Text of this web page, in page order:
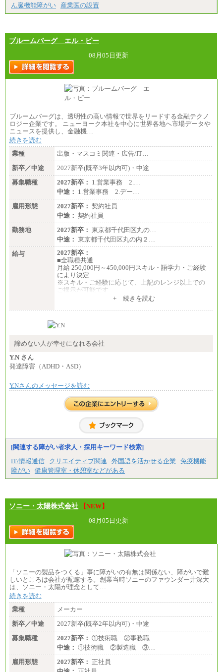
ん臓機能障がい
産業医の設置
ブルームバーグ エル・ピー
08月05日更新
ブルームバーグは、透明性の高い情報で世界をリードする金融テクノ
ロジー企業です。 ニューヨーク本社を中心に世界各地へ市場データや
ニュースを提供し、金融機…
続きを読む
業種
出版・マスコミ関連・広告/IT…
新卒／中途
2027新卒(既卒3年以内可)・中途
募集職種
2027新卒： 1.営業事務 2.…
中途： 1.営業事務 2.デー…
雇用形態
2027新卒： 契約社員
中途： 契約社員
勤務地
2027新卒： 東京都千代田区丸の…
中途： 東京都千代田区丸の内２…
給与
2027新卒：
■全職種共通
月給 250,000円～450,000円スキル・語学力・ご経験
により決定
※スキル・ご経験に応じて、上記のレンジ以上での
ご提示が可能です
※短時間勤務制度(週３０時間）を利用しない場合の
中途：
月給 250,000円～450,000円スキル・語学力・ご経験
※スキル・ご経験に応じて、上記のレンジ以上での
ご提示が可能です
月給となります
+ 続きを読む
諦めない人が幸せになれる会社
Y.N さん
発達障害（ADHD・ASD）
Y.Nさんのメッセージを読む
[関連する障がい者求人・採用キーワード検索]
IT/情報通信
クリエイティブ関連 外国語を活かせる企業
免疫機能
障がい 健康管理室・休憩室などがある
ソニー・太陽株式会社
【NEW】
08月05日更新
「ソニーの製品をつくる」事に障がいの有無は関係ない、障がいで難
しいところは会社が配慮する。創業当時ソニーのファウンダー井深大
は、ソニー・太陽が理念として…
続きを読む
業種
メーカー
新卒／中途
2027新卒(既卒2年以内可)・中途
募集職種
2027新卒： ①技術職 ②事務職
中途： ①技術職 ②製造職 ③…
雇用形態
2027新卒： 正社員